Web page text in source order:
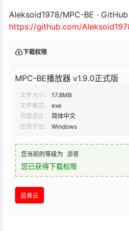
Aleksoid1978/MPC-BE · GitHub
https://github.com/
下载权限
MPC-BE播放器 v1.9.0正式版
文件大小：
17.8MB
文件格式：
exe
界面语言：
简体中文
应用平台：
Windows
您当前的等级为 游客
您已获得下载权限
蓝奏云